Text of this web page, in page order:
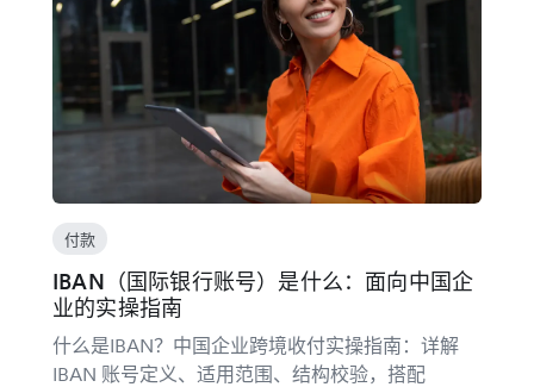
付款
IBAN（国际银行账号）是什么：面向中国企
业的实操指南
什么是IBAN？中国企业跨境收付实操指南：详解
IBAN 账号定义、适用范围、结构校验，搭配